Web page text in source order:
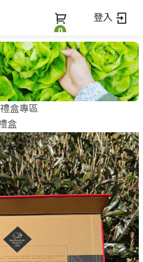
0
登入
入
禮盒專區
盒